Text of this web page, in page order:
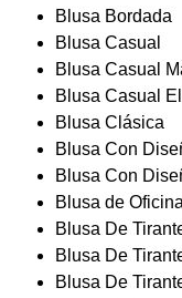
Blusa Bordada
Blusa Casual
Blusa Casual
Blusa Casual
Blusa Clásica
Blusa Con
Blusa Con
Blusa de Oficina
Blusa De
Blusa De
Blusa De